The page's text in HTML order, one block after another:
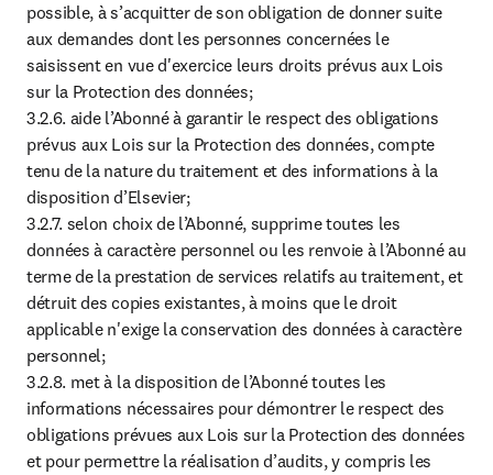
possible, à s’acquitter de son obligation de donner suite
aux demandes dont les personnes concernées le
saisissent en vue d'exercice leurs droits prévus aux Lois
sur la Protection des données;
3.2.6. aide l’Abonné à garantir le respect des obligations
prévus aux Lois sur la Protection des données, compte
tenu de la nature du traitement et des informations à la
disposition d’Elsevier;
3.2.7. selon choix de l’Abonné, supprime toutes les
données à caractère personnel ou les renvoie à l’Abonné au
terme de la prestation de services relatifs au traitement, et
détruit des copies existantes, à moins que le droit
applicable n'exige la conservation des données à caractère
personnel;
3.2.8. met à la disposition de l’Abonné toutes les
informations nécessaires pour démontrer le respect des
obligations prévues aux Lois sur la Protection des données
et pour permettre la réalisation d’audits, y compris les